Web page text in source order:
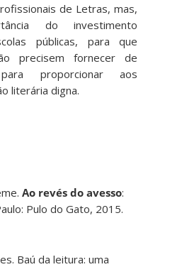
de Letras, mas,
do investimento
públicas, para que
precisem fornecer de
proporcionar aos
literária digna.
Ao revés do avesso:
Pulo do Gato, 2015.
Baú da leitura: uma